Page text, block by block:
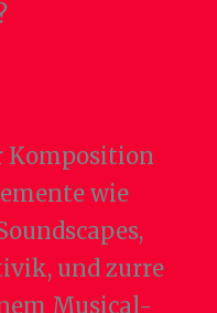
Komposition
wie
und zurre
Musical-